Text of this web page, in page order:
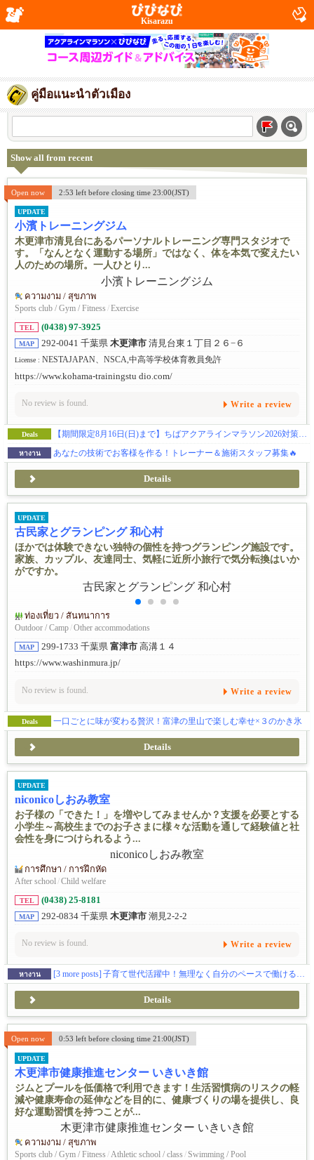
Kisarazu
คู่มือแนะนำตัวเมือง
Show all from recent
Open now 2:53 left before closing time 23:00(JST)
UPDATE
小濱トレーニングジム
木更津市清見台にあるパーソナルトレーニング専門スタジオで
す。「なんとなく運動する場所」ではなく、体を本気で変えたい
人のための場所。一人ひとり...
ความงาม / สุขภาพ
Sports club / Gym / Fitness /Exercise
TEL (0438) 97-3925
MAP 292-0041 千葉県 木更津市 清見台東１丁目２６−６
License : NESTAJAPAN、NSCA,中高等学校体育教員免許
https://www.kohama-trainingstu dio.com/
No review is found. Write a review
Deals 【期間限定8月16日(日)まで】ちばアクアラインマラソン2026対策・12週間集中キャンペーン
หางาน あなたの技術でお客様を作る！トレーナー＆施術スタッフ募集🔥
Details
UPDATE
古民家とグランピング 和心村
ほかでは体験できない独特の個性を持つグランピング施設です。
家族、カップル、友達同士、気軽に近所小旅行で気分転換はいか
がですか。
ท่องเที่ยว / สันทนาการ
Outdoor / Camp/Other accommodations
MAP 299-1733 千葉県 富津市 高溝１４
https://www.washinmura.jp/
No review is found. Write a review
Deals 一口ごとに味が変わる贅沢！富津の里山で楽しむ幸せ×３のかき氷
Details
UPDATE
niconicoしおみ教室
お子様の「できた！」を増やしてみませんか？支援を必要とする
小学生～高校生までのお子さまに様々な活動を通して経験値と社
会性を身につけられるよう...
การศึกษา / การฝึกหัด
After school/Child welfare
TEL (0438) 25-8181
MAP 292-0834 千葉県 木更津市 潮見2-2-2
No review is found. Write a review
หางาน [3 more posts] 子育て世代活躍中！無理なく自分のペースで働ける（週2日～）放課後デイサービス指導員😊
Details
Open now 0:53 left before closing time 21:00(JST)
UPDATE
木更津市健康推進センター いきいき館
ジムとプールを低価格で利用できます！生活習慣病のリスクの軽
減や健康寿命の延伸などを目的に、健康づくりの場を提供し、良
好な運動習慣を持つことが...
ความงาม / สุขภาพ
Sports club / Gym / Fitness /Athletic school / class / Swimming / Pool